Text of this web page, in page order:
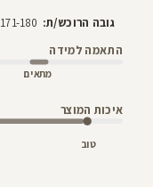
גובה הרוכש/ת: 171-180
התאמה למידה
מתאים
איכות המוצר
טוב